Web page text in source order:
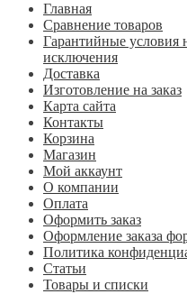
Главная
Cравнение товаров
Гарантийные условия
исключения
Доставка
Изготовление на заказ
Карта сайта
Контакты
Корзина
Магазин
Мой аккаунт
О компании
Оплата
Оформить заказ
Оформление заказа
Политика
Статьи
Товары и списки